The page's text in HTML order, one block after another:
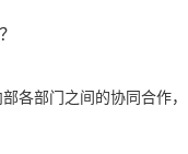
各部门之间的协同合作，